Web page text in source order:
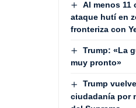
Al menos 11
ataque hutí en
fronteriza con
Trump: «La
muy pronto»
Trump
ciudadanía por